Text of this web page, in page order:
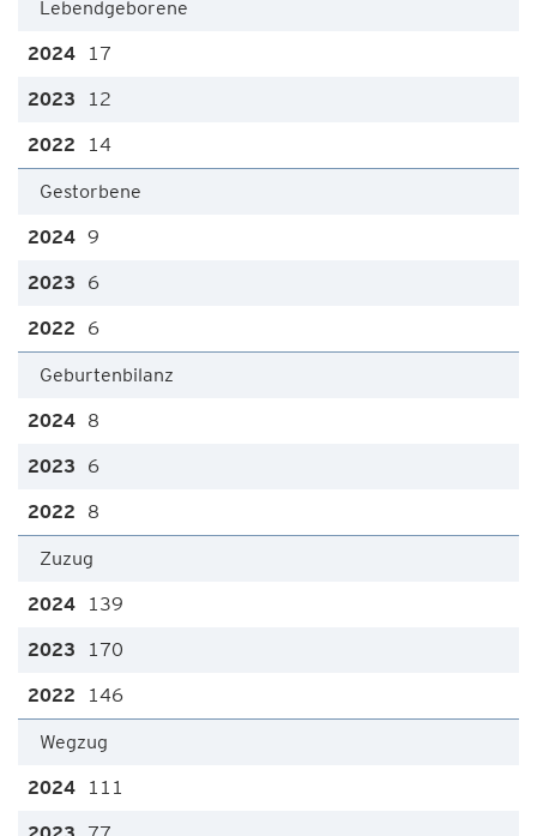
Lebendgeborene
17
12
14
Gestorbene
9
6
6
Geburtenbilanz
8
6
8
Zuzug
139
170
146
Wegzug
111